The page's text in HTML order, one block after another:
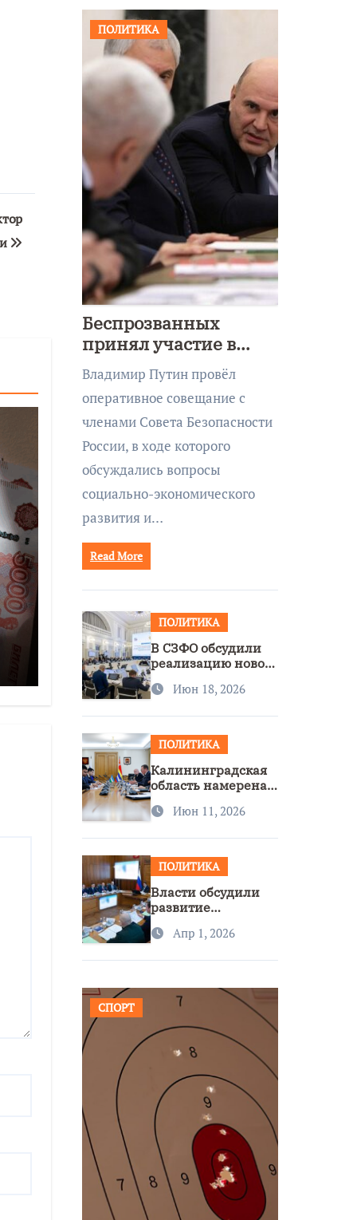
ПОЛИТИКА
Беспрозванных
принял участие в
совещании Совбеза
под руководством
Путина
Владимир Путин провёл
оперативное совещание с
членами Совета Безопасности
России, в ходе которого
обсуждались вопросы
социально-экономического
развития и…
Read More
ПОЛИТИКА
В СЗФО обсудили
реализацию новой
нацполитики
Июн 18, 2026
ПОЛИТИКА
Калининградская
область намерена
сотрудничество с
Июн 11, 2026
ПОЛИТИКА
Власти обсудили
развитие
доступность
Апр 1, 2026
СПОРТ